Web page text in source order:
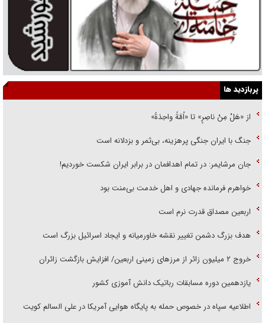
پربازدید ها
از «هَلْ مِنْ ناصِرٍ» تا «اُمَّةً واحِدَةً»
جنگ با ایران جنگی پرهزینه، بی‌ثمر و بزدلانه است
جان مرشایمر: در تمام اهدافمان در برابر ایران شکست خوردیم!
خواهرم فرمانده جهادی و اهل خدمت بی‌منت بود
اربعین مصداق قدرت نرم است
هدف بزرگ دشمن تغییر نقشه خاورمیانه و ایجاد اسرائیل بزرگ است
‌خروج ۲ میلیون زائر از مرز‌های زمینی اربعین/ افزایش بازگشت زائران
یازدهمین دوره مسابقات رباتیک دانش آموزی کشور
اطلاعیه سپاه در خصوص حمله به پایگاه هوایی آمریکا در علی السالم کویت